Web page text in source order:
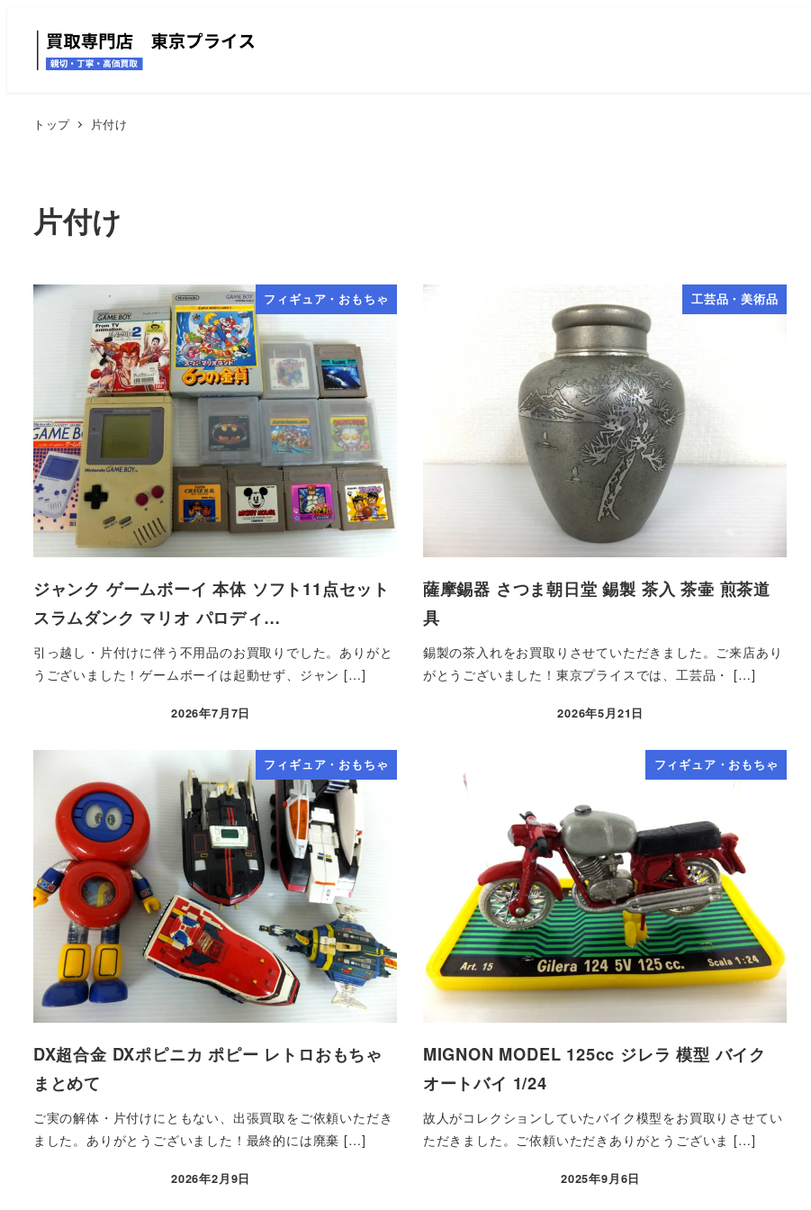
トップ 片付け
片付け
フィギュア・おもちゃ
ジャンク ゲームボーイ 本体 ソフト11点セット
スラムダンク マリオ パロディ…
引っ越し・片付けに伴う不用品のお買取りでした。ありがと
うございました！ゲームボーイは起動せず、ジャン […]
2026年7月7日
工芸品・美術品
薩摩錫器 さつま朝日堂 錫製 茶入 茶壷 煎茶道
具
錫製の茶入れをお買取りさせていただきました。ご来店あり
がとうございました！東京プライスでは、工芸品・ […]
2026年5月21日
フィギュア・おもちゃ
DX超合金 DXポピニカ ポピー レトロおもちゃ
まとめて
ご実の解体・片付けにともない、出張買取をご依頼いただき
ました。ありがとうございました！最終的には廃棄 […]
2026年2月9日
フィギュア・おもちゃ
MIGNON MODEL 125cc ジレラ 模型 バイク
オートバイ 1/24
故人がコレクションしていたバイク模型をお買取りさせてい
ただきました。ご依頼いただきありがとうございま […]
2025年9月6日